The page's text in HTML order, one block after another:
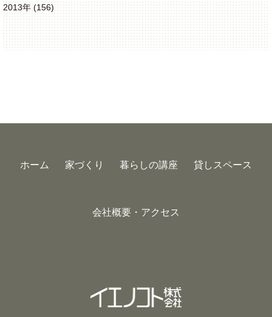
2013年 (156)
ホーム 家づくり 暮らしの講座 貸しスペース
会社概要・アクセス